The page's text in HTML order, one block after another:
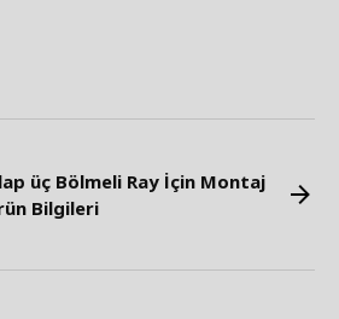
üç Bölmeli Ray İçin Montaj
Bilgileri